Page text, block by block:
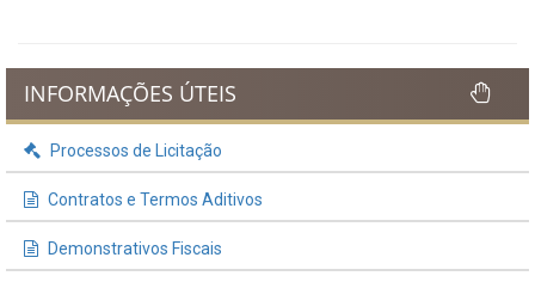
INFORMAÇÕES ÚTEIS
Processos de Licitação
Contratos e Termos Aditivos
Demonstrativos Fiscais